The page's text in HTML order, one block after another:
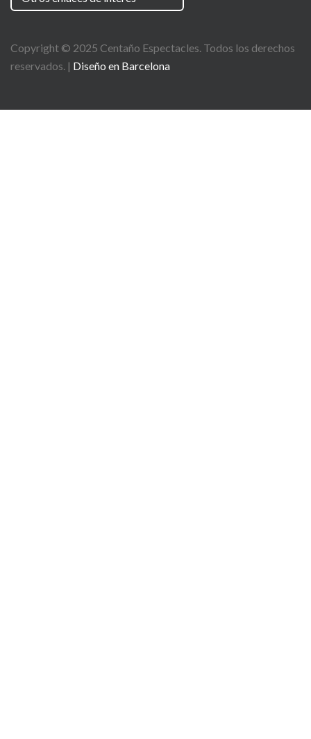
Copyright © 2025 Centaño Espectacles. Todos los derechos
reservados. | Diseño en Barcelona